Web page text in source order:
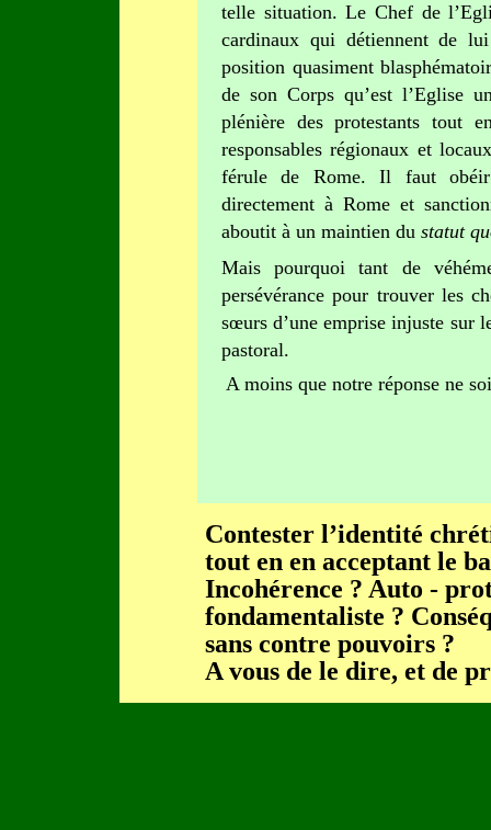
telle situation. Le Chef de
cardinaux qui détiennent de
position quasiment
de son Corps qu’est l’Eglise
plénière des protestants tout
responsables régionaux et
férule de Rome. Il faut
directement à Rome et
aboutit à un maintien du statut
Mais pourquoi tant de
persévérance pour trouver les
sœurs d’une emprise injuste sur
pastoral.
A moins que notre réponse ne
Contester l’identité
tout en en acceptant le
Incohérence ? Auto -
fondamentaliste ?
sans contre pouvoirs ?
A vous de le dire, et de